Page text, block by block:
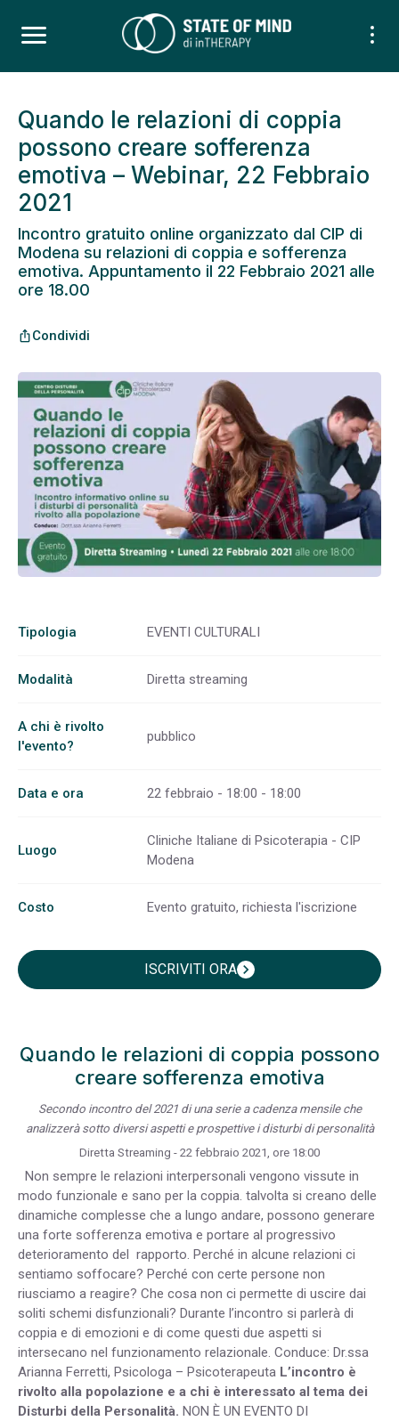
Quando le relazioni di coppia
possono creare sofferenza
emotiva – Webinar, 22 Febbraio
2021
Incontro gratuito online organizzato dal CIP di
Modena su relazioni di coppia e sofferenza
emotiva. Appuntamento il 22 Febbraio 2021 alle
ore 18.00
ios_shareCondividi
Tipologia EVENTI CULTURALI
Modalità Diretta streaming
A chi è rivolto
l'evento?
pubblico
Data e ora 22 febbraio - 18:00 - 18:00
Luogo
Cliniche Italiane di Psicoterapia - CIP
Modena
Costo Evento gratuito, richiesta l'iscrizione
ISCRIVITI ORAchevron_right
Quando le relazioni di coppia possono
creare sofferenza emotiva
Secondo incontro del 2021 di una serie a cadenza mensile che
analizzerà sotto diversi aspetti e prospettive i disturbi di personalità
Diretta Streaming - 22 febbraio 2021, ore 18:00
Non sempre le relazioni interpersonali vengono vissute in
modo funzionale e sano per la coppia. talvolta si creano delle
dinamiche complesse che a lungo andare, possono generare
una forte sofferenza emotiva e portare al progressivo
deterioramento del rapporto. Perché in alcune relazioni ci
sentiamo soffocare? Perché con certe persone non
riusciamo a reagire? Che cosa non ci permette di uscire dai
soliti schemi disfunzionali? Durante l’incontro si parlerà di
coppia e di emozioni e di come questi due aspetti si
intersecano nel funzionamento relazionale. Conduce: Dr.ssa
Arianna Ferretti, Psicologa – Psicoterapeuta L’incontro è
rivolto alla popolazione e a chi è interessato al tema dei
Disturbi della Personalità. NON È UN EVENTO DI